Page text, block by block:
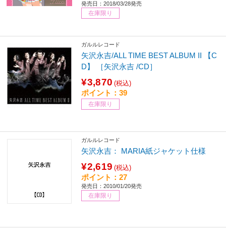
発売日：2018/03/28発売
在庫限り
ガルルレコード
矢沢永吉/ALL TIME BEST ALBUM II 【C
D】 ［矢沢永吉 /CD］
¥3,870 (税込)
ポイント：39
在庫限り
ガルルレコード
矢沢永吉： MARIA紙ジャケット仕様
¥2,619 (税込)
ポイント：27
発売日：2010/01/20発売
在庫限り